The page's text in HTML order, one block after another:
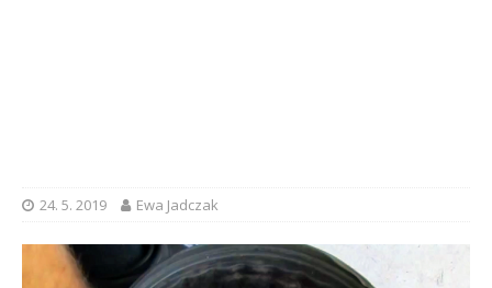
24. 5. 2019 Ewa Jadczak